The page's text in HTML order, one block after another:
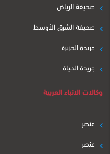
صحيفة الرياض
صحيفة الشرق الأوسط
جريدة الجزيرة
جريدة الحياة
وكالات الانباء العربية
عنصر
عنصر